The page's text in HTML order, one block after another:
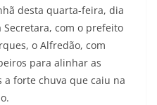
desta quarta-feira, dia
com o prefeito
o Alfredão, com
para alinhar as
forte chuva que caiu na